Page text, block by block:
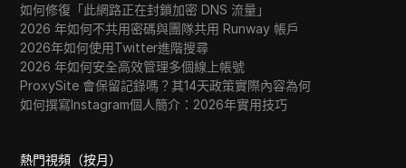
如何修復「此網路正在封鎖加密 DNS 流量」
2026 年如何不共用密碼與團隊共用 Runway 帳戶
2026年如何使用Twitter進階搜尋
2026 年如何安全高效管理多個線上帳號
ProxySite 會保留記錄嗎？其14天政策實際內容為何
如何撰寫Instagram個人簡介：2026年實用技巧
熱門視頻（按月）